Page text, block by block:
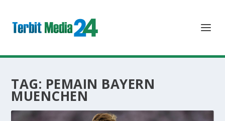
TAG: PEMAIN BAYERN
MUENCHEN